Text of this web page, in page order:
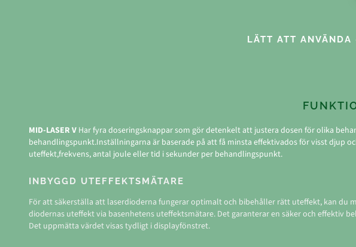
LÄTT ATT
MID-LASER V Har fyra doseringsknappar som gör detenkelt att justera dosen för olika
behandlingspunkt.Inställningarna är baserade på att få minsta effektivados för visst djup
uteffekt,frekvens, antal joule eller tid i sekunder per behandlingspunkt.
INBYGGD UTEFFEKTSMÄTARE
För att säkerställa att laserdioderna fungerar optimalt och bibehåller rätt uteffekt, kan du
diodernas uteffekt via basenhetens uteffektsmätare. Det garanterar en säker och effektiv
Det uppmätta värdet visas tydligt i displayfönstret.